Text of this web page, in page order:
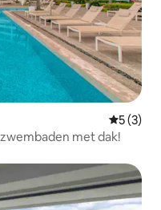
5 (3)
met dak!